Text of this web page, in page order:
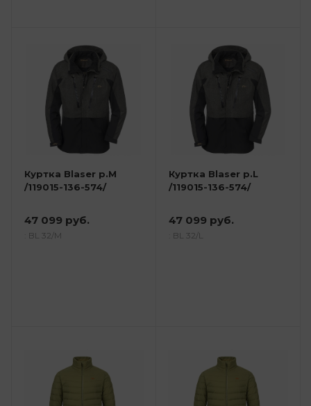
Куртка Blaser р.М
/119015-136-574/
47 099 руб.
: BL 32/М
Куртка Blaser р.L
/119015-136-574/
47 099 руб.
: BL 32/L